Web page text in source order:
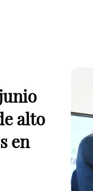
alto
en